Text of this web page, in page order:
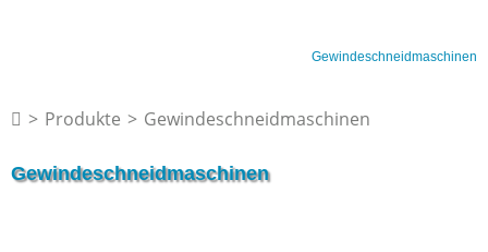
Gewindeschneidmaschinen
> Produkte > Gewindeschneidmaschinen
Gewindeschneidmaschinen